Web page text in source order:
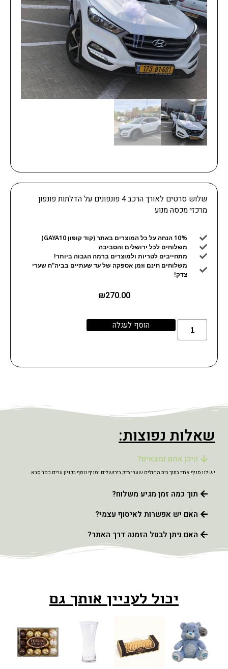
שלוש סרטים לאורך הרכב 4 פונפונים על הדלתות פונפון
מרכזי מכסה מנוע
10% הנחה על כל המוצרים באתר (קוד קופון GAYA10)
משלוחים לכל ירושלים והסביבה
מתחייבים לטריות ולמוצרים ברמה הגבוה ביותר!
משלוחים חינם וזמן אספקה של עד שעתיים בביה"ח שערי
צדק!
₪270.00
הוסף לעגלה
שאלות נפוצות:
היכן אתם נמצאים?
יש לנו סניף אחד בתוך בית החולים שערי צדק בירושלים וסניף נוסף בקניון ערים כפר סבא.
תוך כמה זמן מגיע משלוח?
האם יש אפשרות לאיסוף עצמי?
האם ניתן לבטל הזמנה דרך האתר?
יכול לעניין אותך גם